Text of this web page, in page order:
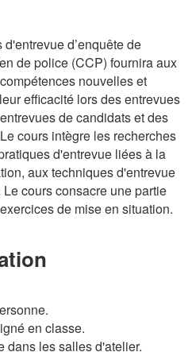
d’enquête de
de police (CCP) fournira aux
nouvelles et
efficacité lors des entrevues
de candidats et des
cours intègre les recherches
d'entrevue liées à la
aux techniques d'entrevue
cours consacre une partie
de mise en situation.
en classe.
dans les salles d'atelier.